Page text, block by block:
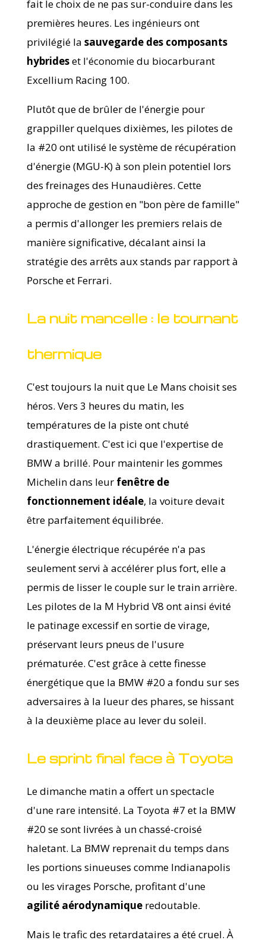
fait le choix de ne pas sur-conduire dans les
premières heures. Les ingénieurs ont
privilégié la sauvegarde des composants
hybrideset l'économie du biocarburant
Excellium Racing 100.
Plutôt que de brûler de l'énergie pour
grappiller quelques dixièmes, les pilotes de
la #20 ont utilisé le système de récupération
d'énergie (MGU-K) à son plein potentiel lors
des freinages des Hunaudières. Cette
approche de gestion en "bon père de famille"
a permis d'allonger les premiers relais de
manière significative, décalant ainsi la
stratégie des arrêts aux stands par rapport à
Porsche et Ferrari.
La nuit mancelle : le tournant
thermique
C'est toujours la nuit que Le Mans choisit ses
héros. Vers 3 heures du matin, les
températures de la piste ont chuté
drastiquement. C'est ici que l'expertise de
BMW a brillé. Pour maintenir les gommes
Michelin dans leur fenêtre de
fonctionnement idéale, la voiture devait
être parfaitement équilibrée.
L'énergie électrique récupérée n'a pas
seulement servi à accélérer plus fort, elle a
permis de lisser le couple sur le train arrière.
Les pilotes de la M Hybrid V8 ont ainsi évité
le patinage excessif en sortie de virage,
préservant leurs pneus de l'usure
prématurée. C'est grâce à cette finesse
énergétique que la BMW #20 a fondu sur ses
adversaires à la lueur des phares, se hissant
à la deuxième place au lever du soleil.
Le sprint final face à Toyota
Le dimanche matin a offert un spectacle
d'une rare intensité. La Toyota #7 et la BMW
#20 se sont livrées à un chassé-croisé
haletant. La BMW reprenait du temps dans
les portions sinueuses comme Indianapolis
ou les virages Porsche, profitant d'une
agilité aérodynamiqueredoutable.
Mais le trafic des retardataires a été cruel. À